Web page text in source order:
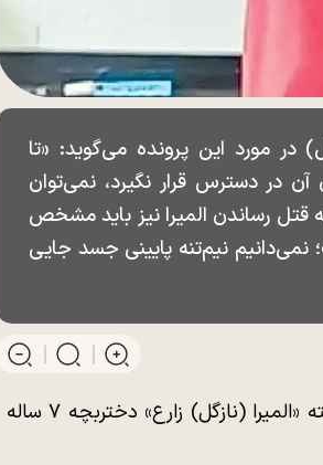
در مورد این پرونده می‌گوید: «تا
در دسترس قرار نگیرد، نمی‌توان
رساندن المیرا نیز باید مشخص
نیم‌تنه پایینی جسد جایی
روزنامه اعتماد در گزارشی ماجرای پیدا شدن جسد سوخته «المیرا (نازگل) زارع» دختربچه ۷ ساله